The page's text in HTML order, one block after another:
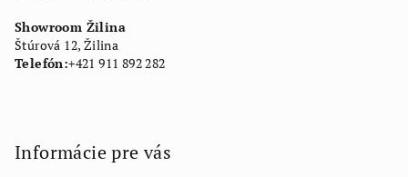
Showroom Žilina
Štúrová 12, Žilina
Telefón:+421 911 892 282
Informácie pre vás